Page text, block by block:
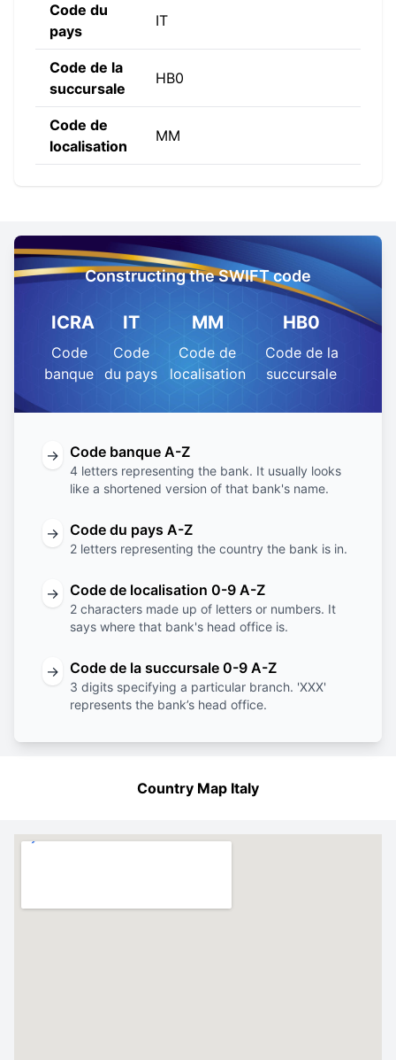
Code du
pays
IT
Code de la
succursale
HB0
Code de
localisation
MM
Constructing the SWIFT code
ICRA
Code
banque
IT
Code
du pays
MM
Code de
localisation
HB0
Code de la
succursale
→ Code banque A-Z
4 letters representing the bank. It usually looks
like a shortened version of that bank's name.
→ Code du pays A-Z
2 letters representing the country the bank is in.
→ Code de localisation 0-9 A-Z
2 characters made up of letters or numbers. It
says where that bank's head office is.
→ Code de la succursale 0-9 A-Z
3 digits specifying a particular branch. 'XXX'
represents the bank’s head office.
Country Map Italy